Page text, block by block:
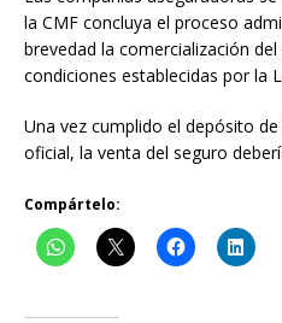
la CMF concluya el proceso
brevedad la comercialización
condiciones establecidas por la
Una vez cumplido el depósito
oficial, la venta del seguro
Compártelo: